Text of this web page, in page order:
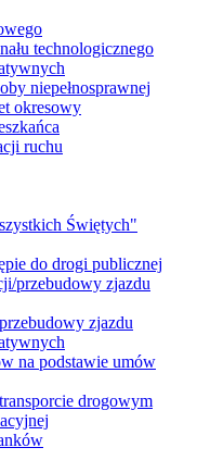
technologicznego
niepełnosprawnej
okresowy
ruchu
Świętych"
do drogi publicznej
przebudowy zjazdu
zjazdu
na podstawie umów
drogowym